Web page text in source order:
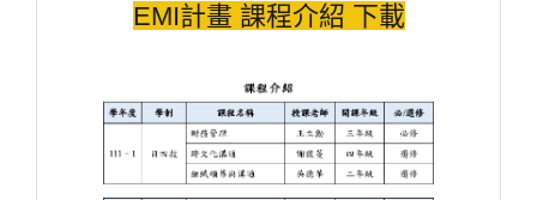
EMI計畫 課程介紹 下載